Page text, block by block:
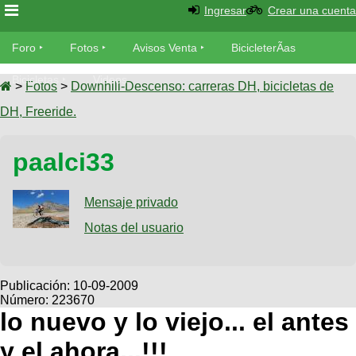
Foro
Foro
TÃ©cnica
Fotos
tu foto
Galeria
XC
Viajes
Descenso
SUBÃ
tu
Buscar
Ultimos
Fotos
BicicleterÃ­
as
Bicicletas
Tandem
Videos
Cicloturismo
Ingresar Crear una cuenta
Foro Fotos Avisos Venta BicicleterÃ­as
Bicicletas Videos
> Fotos > Downhill-Descenso: carreras DH, bicicletas de
DH, Freeride.
paalci33
Mensaje privado
Notas del usuario
Publicación: 10-09-2009
Número: 223670
lo nuevo y lo viejo... el antes